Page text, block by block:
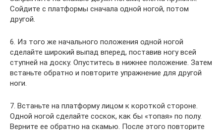
Сойдите с платформы сначала одной ногой, потом
другой.
6. Из того же начального положения одной ногой
сделайте широкий выпад вперед, поставив ногу всей
ступней на доску. Опуститесь в нижнее положение. Затем
встаньте обратно и повторите упражнение для другой
ноги.
7. Встаньте на платформу лицом к короткой стороне.
Одной ногой сделайте соскок, как бы «топая» по полу.
Верните ее обратно на скамью. После этого повторите